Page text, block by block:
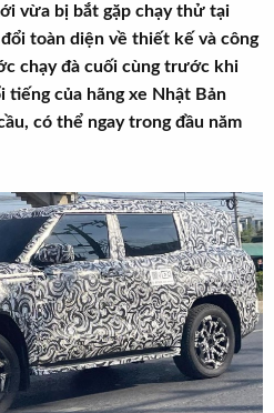
vừa bị bắt gặp chạy thử tại
toàn diện về thiết kế và công
chạy đà cuối cùng trước khi
tiếng của hãng xe Nhật Bản
có thể ngay trong đầu năm